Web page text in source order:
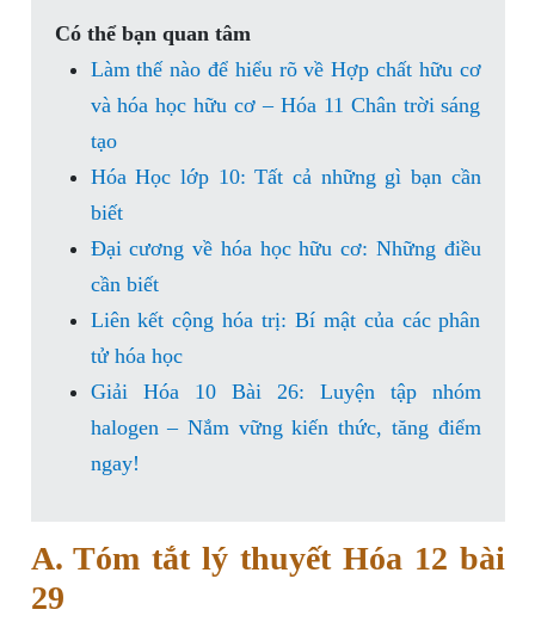
Có thể bạn quan tâm
Làm thế nào để hiểu rõ về Hợp chất hữu cơ
và hóa học hữu cơ – Hóa 11 Chân trời sáng
tạo
Hóa Học lớp 10: Tất cả những gì bạn cần
biết
Đại cương về hóa học hữu cơ: Những điều
cần biết
Liên kết cộng hóa trị: Bí mật của các phân
tử hóa học
Giải Hóa 10 Bài 26: Luyện tập nhóm
halogen – Nắm vững kiến thức, tăng điểm
ngay!
A. Tóm tắt lý thuyết Hóa 12 bài
29